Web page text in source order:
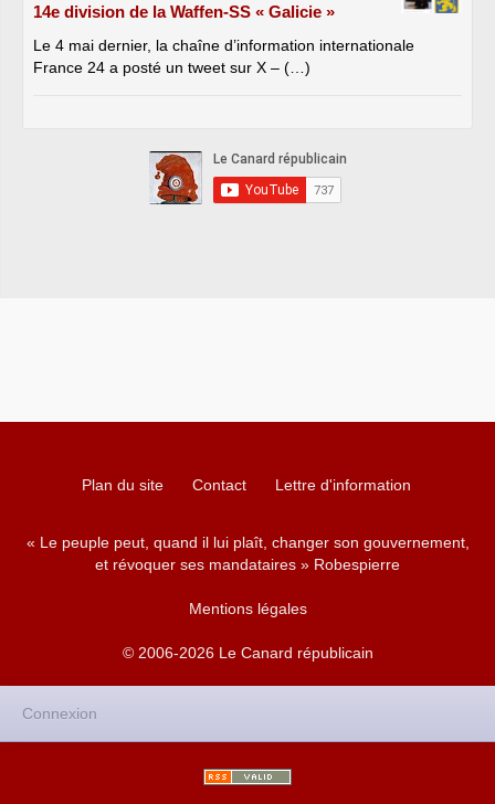
14e division de la Waffen-SS « Galicie »
Le 4 mai dernier, la chaîne d’information internationale
France 24 a posté un tweet sur X – (…)
Plan du site Contact Lettre d'information
« Le peuple peut, quand il lui plaît, changer son gouvernement,
et révoquer ses mandataires » Robespierre
Mentions légales
© 2006-2026 Le Canard républicain
Connexion